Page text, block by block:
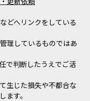
どへリンクをしている
理しているものではあ
で判断したうえでご活
生じた損失や不都合な
ます。